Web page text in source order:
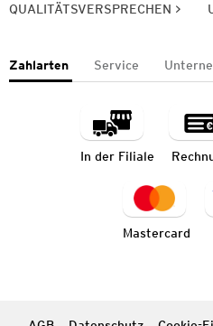
QUALITÄTSVERSPRECHEN
Zahlarten Service
In der Filiale
Mastercard